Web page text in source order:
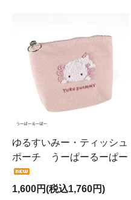
ゆるすいみー・ティッシュ
ポーチ うーぱーるーぱー
1,600円(税込1,760円)